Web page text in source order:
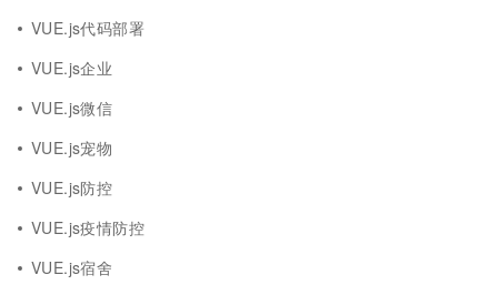
VUE.js代码部署
VUE.js企业
VUE.js微信
VUE.js宠物
VUE.js防控
VUE.js疫情防控
VUE.js宿舍